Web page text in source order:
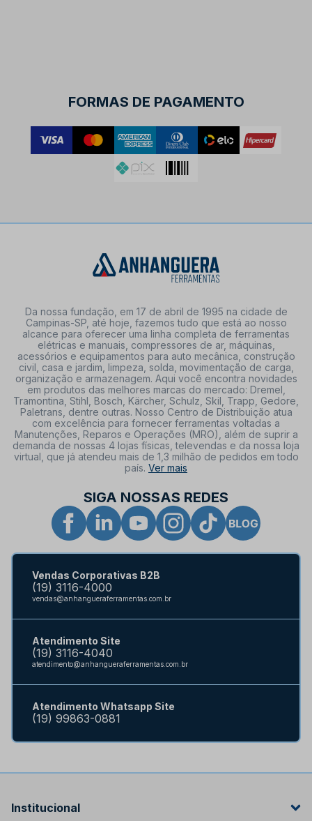
FORMAS DE PAGAMENTO
Da nossa fundação, em 17 de abril de 1995 na cidade de
Campinas-SP, até hoje, fazemos tudo que está ao nosso
alcance para oferecer uma linha completa de ferramentas
elétricas e manuais, compressores de ar, máquinas,
acessórios e equipamentos para auto mecânica, construção
civil, casa e jardim, limpeza, solda, movimentação de carga,
organização e armazenagem. Aqui você encontra novidades
em produtos das melhores marcas do mercado: Dremel,
Tramontina, Stihl, Bosch, Kärcher, Schulz, Skil, Trapp, Gedore,
Paletrans, dentre outras. Nosso Centro de Distribuição atua
com excelência para fornecer ferramentas voltadas a
Manutenções, Reparos e Operações (MRO), além de suprir a
demanda de nossas 4 lojas físicas, televendas e da nossa loja
virtual, que já atendeu mais de 1,3 milhão de pedidos em todo
país. Ver mais
SIGA NOSSAS REDES
Vendas Corporativas B2B
(19) 3116-4000
vendas@anhangueraferramentas.com.br
Atendimento Site
(19) 3116-4040
atendimento@anhangueraferramentas.com.br
Atendimento Whatsapp Site
(19) 99863-0881
Institucional